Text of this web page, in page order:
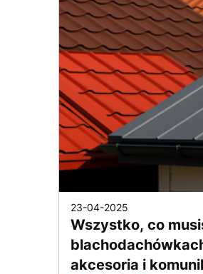
23-04-2025
Wszystko, co
akcesoria i